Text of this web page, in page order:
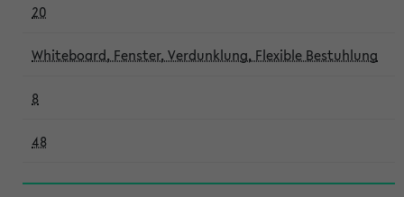
20
Whiteboard, Fenster, Verdunklung, Flexible Bestuhlung
8
48